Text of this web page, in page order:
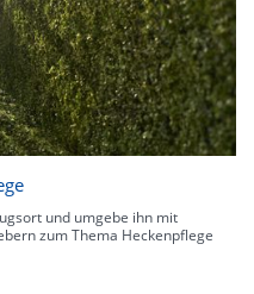
und umgebe ihn mit
zum Thema Heckenpflege